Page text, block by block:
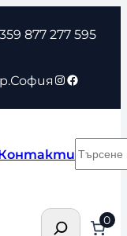
877 277 595
Instagram
Facebook
Търсене 0